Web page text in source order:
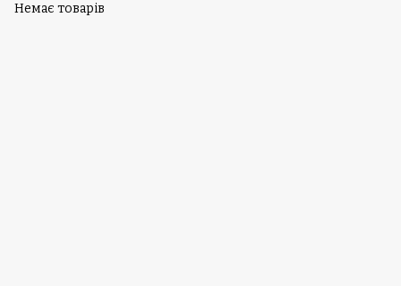
Немає товарів